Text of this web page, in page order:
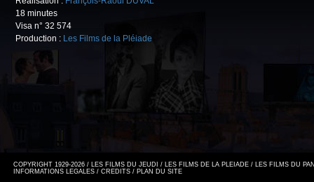
18 minutes
Visa n° 32 574
Production : Les Films de la Pléiade
COPYRIGHT 1929-2026 / LES FILMS DU JEUDI / LES FILMS DE LA PLEIADE / LES FILMS DU
INFORMATIONS LEGALES / CREDITS / PLAN DU SITE